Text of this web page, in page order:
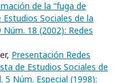
de la “fuga de
Estudios Sociales de la
18 (2002): Redes
Presentación Redes
de Estudios Sociales de
5 Núm. Especial (1998):